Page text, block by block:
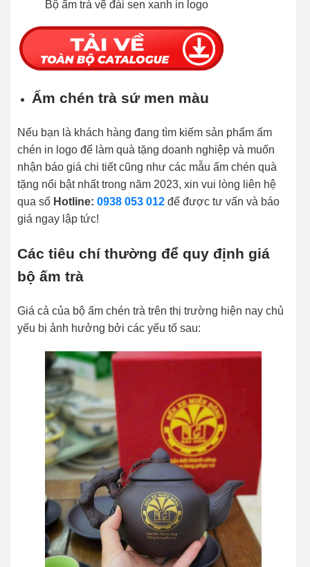
Bộ ấm trà vẽ đài sen xanh in logo
Ấm chén trà sứ men màu
Nếu bạn là khách hàng đang tìm kiếm sản phẩm ấm
chén in logo để làm quà tặng doanh nghiệp và muốn
nhận báo giá chi tiết cũng như các mẫu ấm chén quà
tặng nổi bật nhất trong năm 2023, xin vui lòng liên hệ
qua số Hotline: 0938 053 012 để được tư vấn và báo
giá ngay lập tức!
Các tiêu chí thường để quy định giá
bộ ấm trà
Giá cả của bộ ấm chén trà trên thị trường hiện nay chủ
yếu bị ảnh hưởng bởi các yếu tố sau: